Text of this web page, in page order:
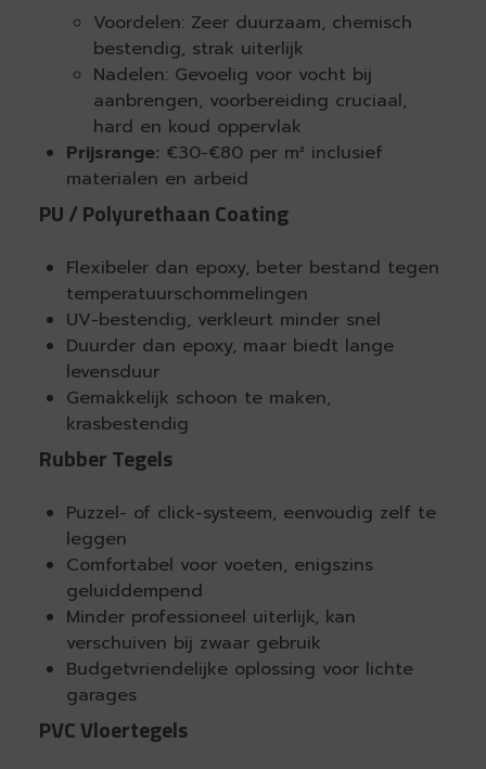
Voordelen: Zeer duurzaam, chemisch
bestendig, strak uiterlijk
Nadelen: Gevoelig voor vocht bij
aanbrengen, voorbereiding cruciaal,
hard en koud oppervlak
Prijsrange: €30-€80 per m² inclusief
materialen en arbeid
PU / Polyurethaan Coating
Flexibeler dan epoxy, beter bestand tegen
temperatuurschommelingen
UV-bestendig, verkleurt minder snel
Duurder dan epoxy, maar biedt lange
levensduur
Gemakkelijk schoon te maken,
krasbestendig
Rubber Tegels
Puzzel- of click-systeem, eenvoudig zelf te
leggen
Comfortabel voor voeten, enigszins
geluiddempend
Minder professioneel uiterlijk, kan
verschuiven bij zwaar gebruik
Budgetvriendelijke oplossing voor lichte
garages
PVC Vloertegels